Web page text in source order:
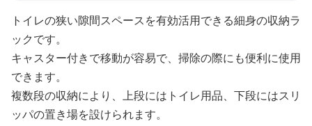
トイレの狭い隙間スペースを有効活用できる細身の収納ラ
ックです。
キャスター付きで移動が容易で、掃除の際にも便利に使用
できます。
複数段の収納により、上段にはトイレ用品、下段にはスリ
ッパの置き場を設けられます。